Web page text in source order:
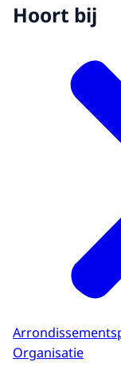
Hoort bij
Organisatie